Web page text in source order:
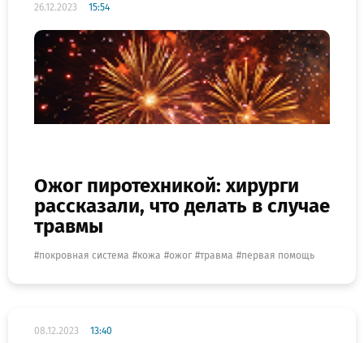
26.12.2023 15:54
Ожог пиротехникой: хирурги
рассказали, что делать в случае
травмы
покровная система кожа ожог травма первая помощь
08.12.2023 13:40